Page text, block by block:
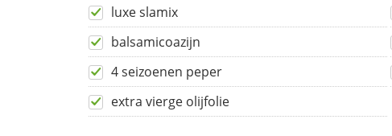
luxe slamix
balsamicoazijn
4 seizoenen peper
extra vierge olijfolie